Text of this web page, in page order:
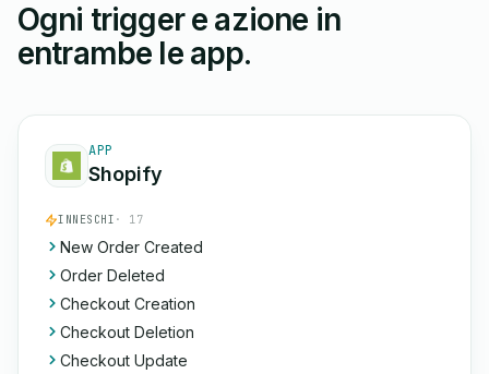
Ogni trigger e azione in
entrambe le app.
APP
Shopify
INNESCHI · 17
New Order Created
Order Deleted
Checkout Creation
Checkout Deletion
Checkout Update